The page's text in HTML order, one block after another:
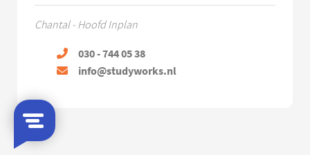
Chantal - Hoofd Inplan
030 - 744 05 38
info@studyworks.nl